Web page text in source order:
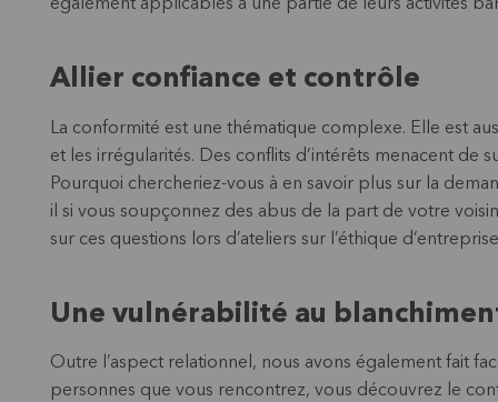
également applicables à une partie de leurs activités
Allier confiance et contrôle
La conformité est une thématique complexe. Elle est
et les irrégularités. Des conflits d’intérêts menacent de
Pourquoi chercheriez-vous à en savoir plus sur la
il si vous soupçonnez des abus de la part de votre
sur ces questions lors d’ateliers sur l’éthique
Une vulnérabilité au
Outre l’aspect relationnel, nous avons également fait
personnes que vous rencontrez, vous découvrez le